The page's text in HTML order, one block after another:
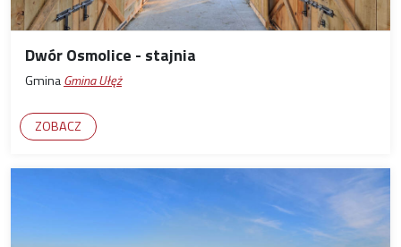
Dwór Osmolice - stajnia
GminaGmina Ułęż
ZOBACZ